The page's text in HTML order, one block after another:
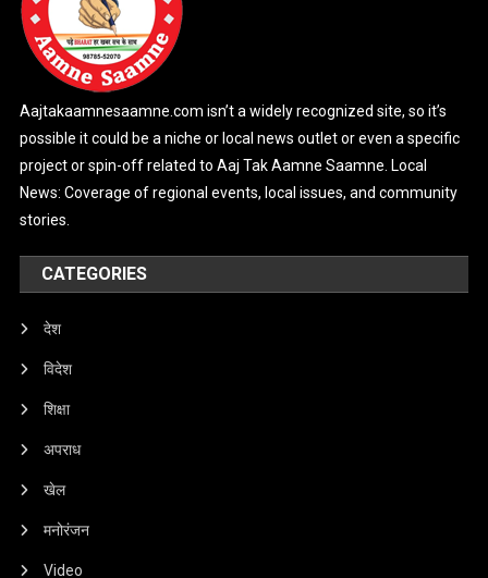
Aajtakaamnesaamne.com isn’t a widely recognized site, so it’s
possible it could be a niche or local news outlet or even a specific
project or spin-off related to Aaj Tak Aamne Saamne. Local
News: Coverage of regional events, local issues, and community
stories.
CATEGORIES
देश
विदेश
शिक्षा
अपराध
खेल
मनोरंजन
Video